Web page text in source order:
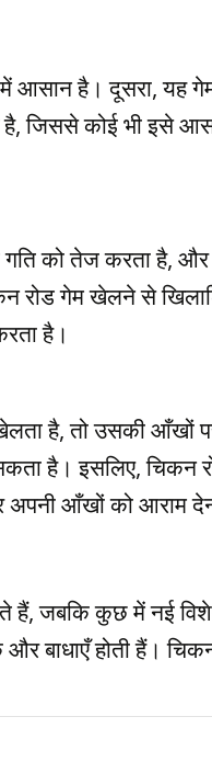
है। दूसरा, यह
जिससे कोई भी इसे
को तेज करता है,
रोड गेम खेलने से
है।
है, तो उसकी आँखों
है। इसलिए, चिकन
आँखों को आराम
जबकि कुछ में नई
बाधाएँ होती हैं।